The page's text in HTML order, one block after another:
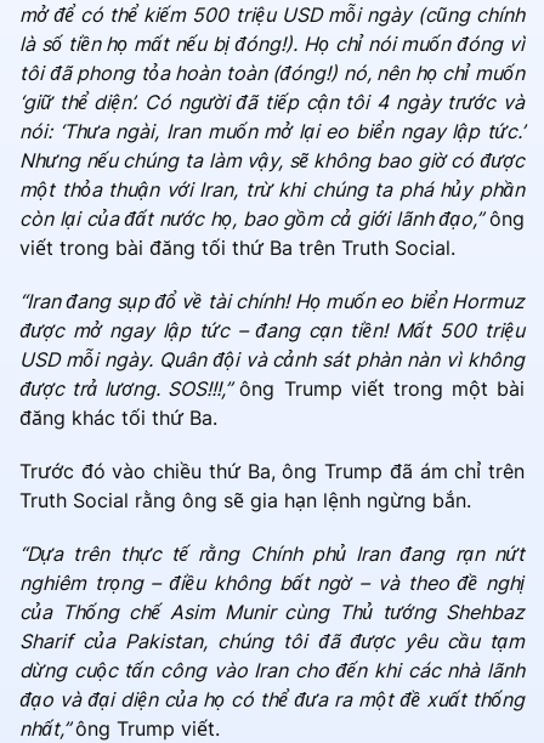
mở để có thể kiếm 500 triệu USD mỗi ngày (cũng chính
là số tiền họ mất nếu bị đóng!). Họ chỉ nói muốn đóng vì
tôi đã phong tỏa hoàn toàn (đóng!) nó, nên họ chỉ muốn
‘giữ thể diện’. Có người đã tiếp cận tôi 4 ngày trước và
nói: ‘Thưa ngài, Iran muốn mở lại eo biển ngay lập tức.’
Nhưng nếu chúng ta làm vậy, sẽ không bao giờ có được
một thỏa thuận với Iran, trừ khi chúng ta phá hủy phần
còn lại của đất nước họ, bao gồm cả giới lãnh đạo,”ông
viết trong bài đăng tối thứ Ba trên Truth Social.
“Iran đang sụp đổ về tài chính! Họ muốn eo biển Hormuz
được mở ngay lập tức – đang cạn tiền! Mất 500 triệu
USD mỗi ngày. Quân đội và cảnh sát phàn nàn vì không
được trả lương. SOS!!!,”ông Trump viết trong một bài
đăng khác tối thứ Ba.
Trước đó vào chiều thứ Ba, ông Trump đã ám chỉ trên
Truth Social rằng ông sẽ gia hạn lệnh ngừng bắn.
“Dựa trên thực tế rằng Chính phủ Iran đang rạn nứt
nghiêm trọng – điều không bất ngờ – và theo đề nghị
của Thống chế Asim Munir cùng Thủ tướng Shehbaz
Sharif của Pakistan, chúng tôi đã được yêu cầu tạm
dừng cuộc tấn công vào Iran cho đến khi các nhà lãnh
đạo và đại diện của họ có thể đưa ra một đề xuất thống
nhất,”ông Trump viết.